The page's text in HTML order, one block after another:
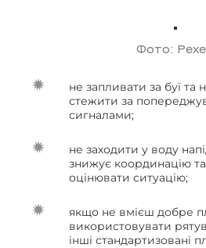
Фото:
не запливати за буї та
стежити за
сигналами;
не заходити у воду
знижує координацію та
оцінювати ситуацію;
якщо не вмієш добре
використовувати
інші стандартизовані